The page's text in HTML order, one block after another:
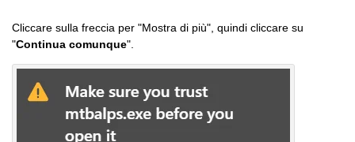
Cliccare sulla freccia per "Mostra di più", quindi cliccare su
"Continua comunque".